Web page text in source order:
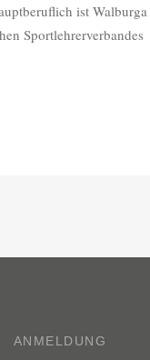
ist Walburga
Sportlehrerverbandes
ANMELDUNG